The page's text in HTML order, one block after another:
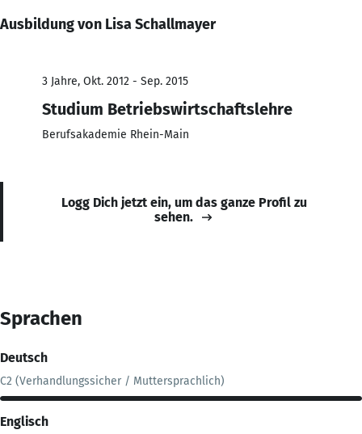
Ausbildung von Lisa Schallmayer
3 Jahre, Okt. 2012 - Sep. 2015
Studium Betriebswirtschaftslehre
Berufsakademie Rhein-Main
Logg Dich jetzt ein, um das ganze Profil zu
sehen.
Sprachen
Deutsch
C2 (Verhandlungssicher / Muttersprachlich)
Englisch